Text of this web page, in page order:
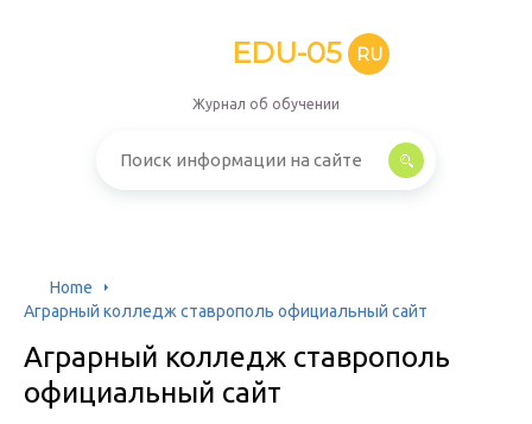
EDU-05 RU
Журнал об обучении
Home
Аграрный колледж ставрополь официальный сайт
Аграрный колледж ставрополь
официальный сайт